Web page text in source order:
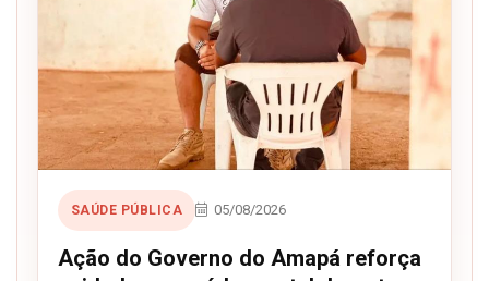
SAÚDE PÚBLICA 05/08/2026
Ação do Governo do Amapá reforça